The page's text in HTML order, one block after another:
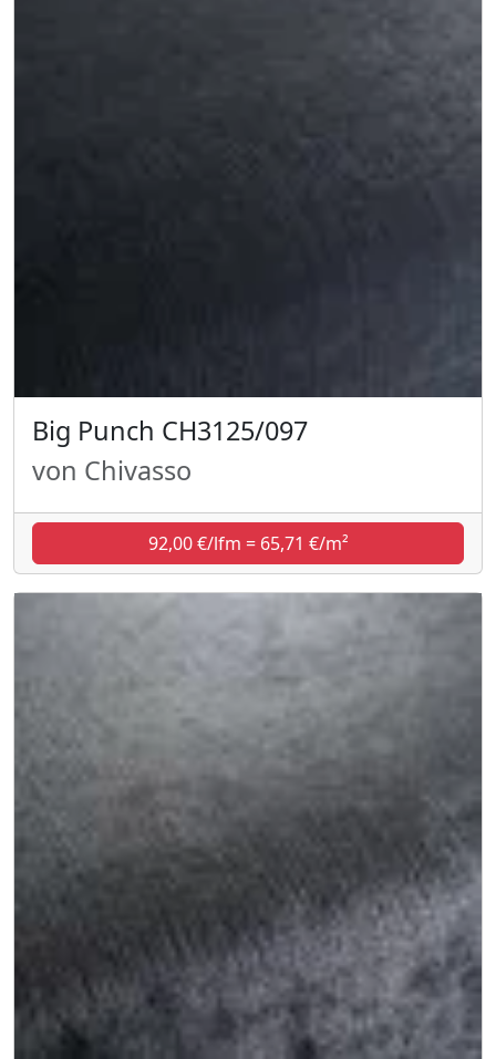
Big Punch CH3125/097
von Chivasso
92,00 €/lfm = 65,71 €/m²